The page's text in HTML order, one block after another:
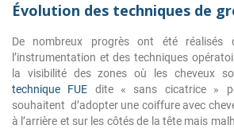
Évolution des techniques de
De nombreux progrès ont été réalisés
l’instrumentation et des techniques
la visibilité des zones où les cheveux
technique FUE dite « sans cicatrice »
souhaitent d’adopter une coiffure avec
à l’arrière et sur les côtés de la tête mais